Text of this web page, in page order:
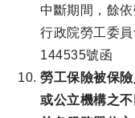
中斷期間，餘依
行政院勞工委
144535號函
勞工保險被保
或公立機構之